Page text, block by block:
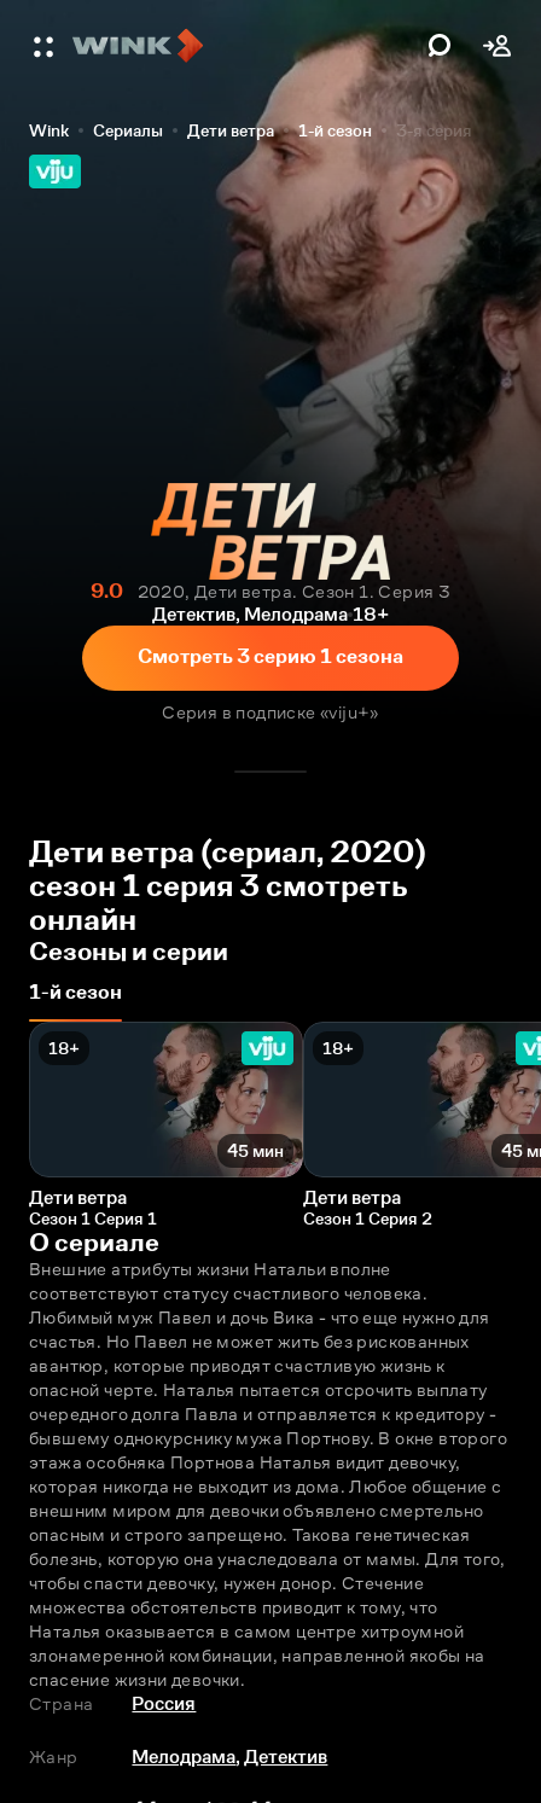
Wink Сериалы Дети ветра 1-й сезон 3-я серия
9.0
2020, Дети ветра. Сезон 1. Серия 3
Детектив, Мелодрама 18+
Смотреть 3 серию 1 сезона
Серия в подписке «viju+»
Дети ветра (сериал, 2020)
сезон 1 серия 3 смотреть
онлайн
Сезоны и серии
1-й сезон
18+
45 мин
Дети ветра
Сезон 1 Серия 1
18+
45
Дети ветра
Сезон 1 Серия 2
О сериале
Внешние атрибуты жизни Натальи вполне
соответствуют статусу счастливого человека.
Любимый муж Павел и дочь Вика - что еще нужно для
счастья. Но Павел не может жить без рискованных
авантюр, которые приводят счастливую жизнь к
опасной черте. Наталья пытается отсрочить выплату
очередного долга Павла и отправляется к кредитору -
бывшему однокурснику мужа Портнову. В окне второго
этажа особняка Портнова Наталья видит девочку,
которая никогда не выходит из дома. Любое общение с
внешним миром для девочки объявлено смертельно
опасным и строго запрещено. Такова генетическая
болезнь, которую она унаследовала от мамы. Для того,
чтобы спасти девочку, нужен донор. Стечение
множества обстоятельств приводит к тому, что
Наталья оказывается в самом центре хитроумной
злонамеренной комбинации, направленной якобы на
спасение жизни девочки.
Страна
Россия
Жанр Мелодрама,Детектив